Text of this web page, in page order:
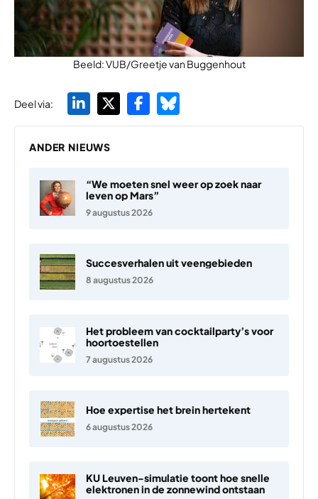
Beeld: VUB/Greetje van Buggenhout
Deel via:
ANDER NIEUWS
“We moeten snel weer op zoek naar
leven op Mars”
9 augustus 2026
Succesverhalen uit veengebieden
8 augustus 2026
Het probleem van cocktailparty’s voor
hoortoestellen
7 augustus 2026
Hoe expertise het brein hertekent
6 augustus 2026
KU Leuven-simulatie toont hoe snelle
elektronen in de zonnewind ontstaan